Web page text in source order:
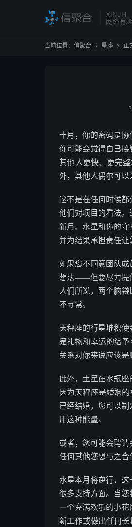
XINJH
网络有
当前位置： 信聚合  星座  正
十月，你的密码是协
你可能会觉得自己
其他人更快、更完
外，其他人偶尔可以
这不是在任何时候都
他们对项目的看法。
新月、水星和你的守
并为结果承担责任让
如果您不同意团队
想法——但要尽力提
人们所说，两个脑
不寻常。
天秤座的行星堆积
是礼物和幸运的给
关系对你来说应该是
此外，土星在水瓶座
因为天秤座是婚姻
已经结婚，您可以
用这种能量。
或者，您可能会聘
任何其他您想与之合
水星本月将逆行，这
很多支持方面。当您
一个充满欢乐的小花
新工作或做出任何长